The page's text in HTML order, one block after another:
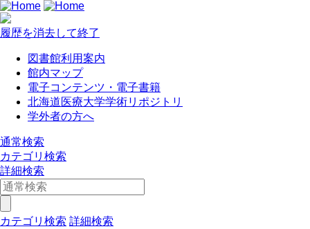
履歴を消去して終了
図書館利用案内
館内マップ
電子コンテンツ・電子書籍
北海道医療大学学術リポジトリ
学外者の方へ
通常検索
カテゴリ検索
詳細検索
カテゴリ検索 詳細検索